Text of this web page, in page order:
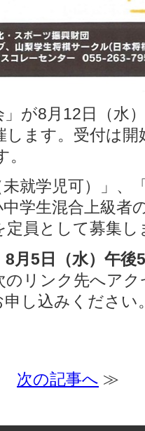
」が8月12日（水
します。受付は
未就学児可）」、
中学生混合上級者
定員として募集し
8月5日（水）午後
のリンク先へア
し込みください
次の記事へ ≫